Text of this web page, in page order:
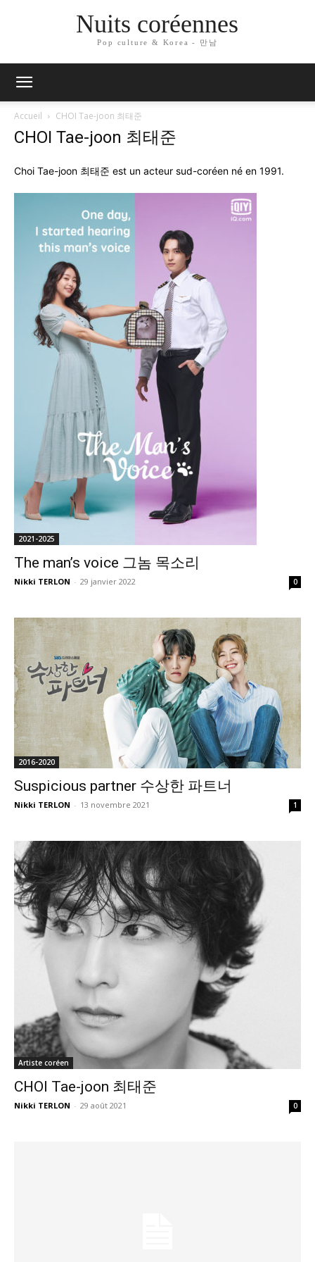
Nuits coréennes
Pop culture & Korea - 만남
Accueil CHOI Tae-joon 최태준
CHOI Tae-joon 최태준
Choi Tae-joon 최태준 est un acteur sud-coréen né en 1991.
2021-2025
The man’s voice 그놈 목소리
Nikki TERLON - 29 janvier 2022 0
2016-2020
Suspicious partner 수상한 파트너
Nikki TERLON - 13 novembre 2021 1
Artiste coréen
CHOI Tae-joon 최태준
Nikki TERLON - 29 août 2021 0